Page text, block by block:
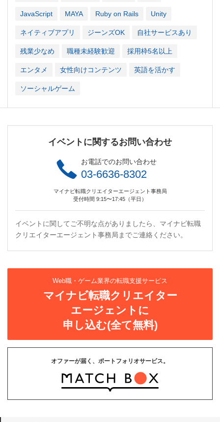
JavaScript MAYA Ruby on Rails Unity
ネイティブアプリ ジーンズOK 自社サービスあり
残業少なめ 職種未経験歓迎 採用枠5名以上
エンタメ 女性向けコンテンツ 英語を活かす
ソーシャルゲーム
イベントに関するお問い合わせ
お電話でのお問い合わせ
03-6636-8302
マイナビ転職クリエイターエージェント事務局
受付時間 9:15〜17:45（平日）
イベントに関してご不明な点がありましたら、マイナビ転職
クリエイターエージェント事務局までご連絡ください。
Web職・ゲーム業界の転職支援サービス
マイナビ転職クリエイター
エージェントに
申し込む(全て無料)
オファーが届く、ポートフォリオサービス。